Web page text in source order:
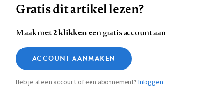
op
Facebook
op
LinkedIn
op
Bluesky
ons
op
InstagramYouTube
Footer
Contact Colofon Disclaimer Privacy
Medische vragen verdienen
betrouwbare antwoorden
Zie onze cookie policy
Analytische cookies
Marketing cookies
Gratis dit artikel lezen?
Maak met2 klikkeneen gratis account aan
ACCOUNT AANMAKEN
Heb je al een account of een abonnement?Inloggen